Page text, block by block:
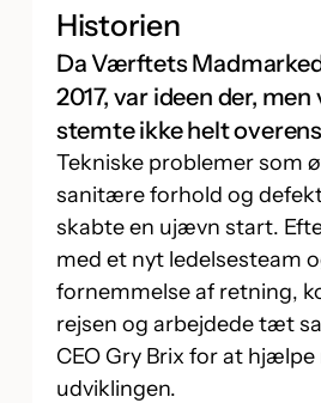
Historien
Da Værftets
2017, var ideen der,
stemte ikke helt
Tekniske problemer som
sanitære forhold og
skabte en ujævn start.
med et nyt ledelsesteam
fornemmelse af retning,
rejsen og arbejdede tæt
CEO Gry Brix for at
udviklingen.